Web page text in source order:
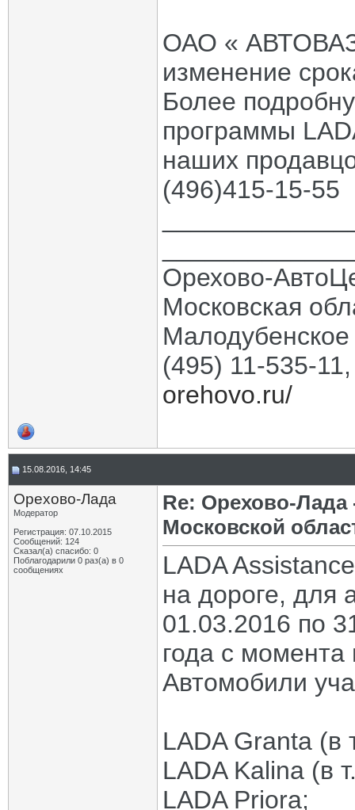
ОАО «
изменение
Более
программы
наших
(496)415-15-55
Орехово-
Московская
(495) 11-535-
orehovo.ru/
15.08.2016, 14:45
Орехово-Лада
Модератор
Регистрация: 07.10.2015
Сообщений: 124
Сказал(а) спасибо: 0
Поблагодарили 0 раз(а) в 0
сообщениях
Re: Орехово-
Московской
LADA
на дороге, для
01.03.2016 по
года с момента
Автомобили
LADA Granta (в
LADA Kalina (в
LADA Priora;